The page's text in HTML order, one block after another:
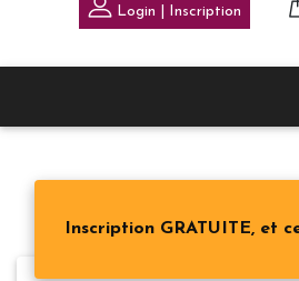
Login | Inscription
Inscription GRATUITE, et